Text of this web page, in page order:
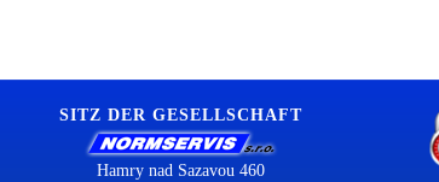
SITZ DER GESELLSCHAFT
Hamry nad Sazavou 460